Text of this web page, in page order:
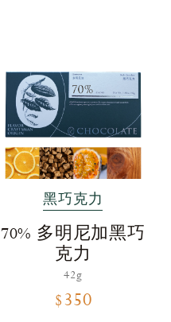
黑巧克力
70% 多明尼加黑巧
克力
42g
$350